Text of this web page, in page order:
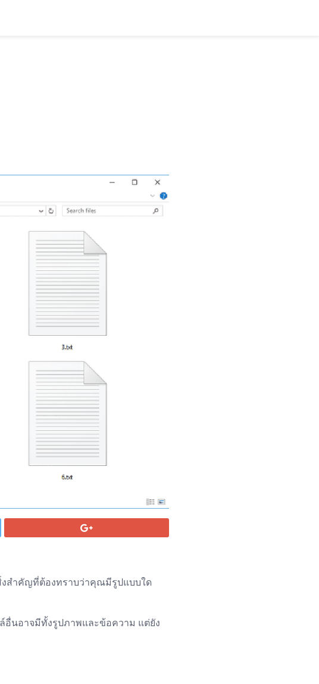
งสำคัญที่ต้องทราบว่าคุณมีรูปแบบใด
อื่นอาจมีทั้งรูปภาพและข้อความ แต่ยัง